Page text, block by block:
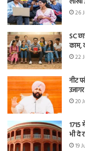
26
SC
काम,
22
नीट
20
भी दे
19